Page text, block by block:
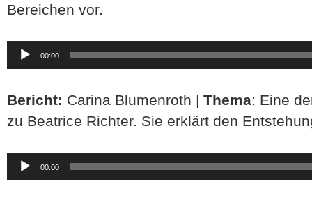
Bereichen vor.
Audio-
Player
00:00
Bericht: Carina Blumenroth | Thema: Eine
zu Beatrice Richter. Sie erklärt den
Audio-
Player
00:00